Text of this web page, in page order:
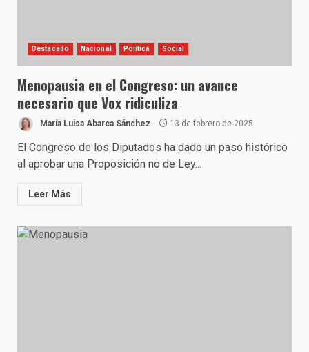
Destacado Nacional Política Social
Menopausia en el Congreso: un avance
necesario que Vox ridiculiza
María Luisa Abarca Sánchez 13 de febrero de 2025
El Congreso de los Diputados ha dado un paso histórico
al aprobar una Proposición no de Ley...
Leer Más